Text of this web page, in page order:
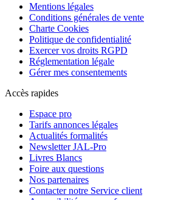
Mentions légales
Conditions générales de vente
Charte Cookies
Politique de confidentialité
Exercer vos droits RGPD
Réglementation légale
Gérer mes consentements
Accès rapides
Espace pro
Tarifs annonces légales
Actualités formalités
Newsletter JAL-Pro
Livres Blancs
Foire aux questions
Nos partenaires
Contacter notre Service client